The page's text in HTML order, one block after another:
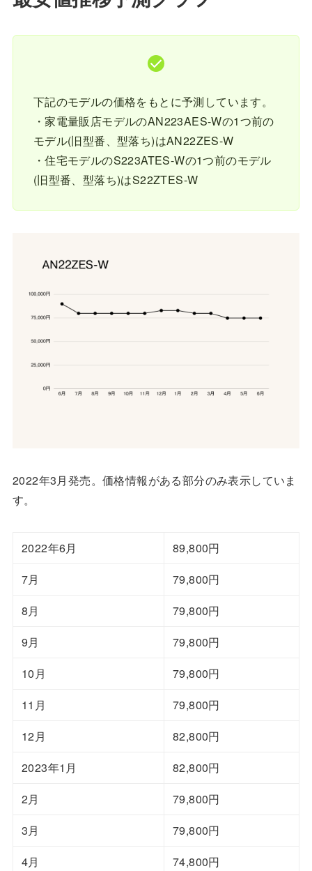
下記のモデルの価格をもとに予測しています。
・家電量販店モデルのAN223AES-Wの1つ前の
モデル(旧型番、型落ち)はAN22ZES-W
・住宅モデルのS223ATES-Wの1つ前のモデル
(旧型番、型落ち)はS22ZTES-W
2022年3月発売。価格情報がある部分のみ表示していま
す。
2022年6月
89,800円
7月
79,800円
8月
79,800円
9月
79,800円
10月
79,800円
11月
79,800円
12月
82,800円
2023年1月
82,800円
2月
79,800円
3月
79,800円
4月
74,800円